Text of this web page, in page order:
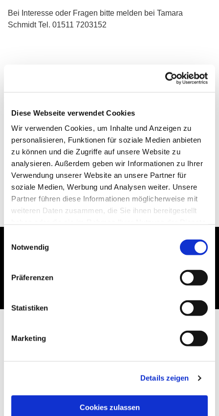
Diese Webseite verwendet Cookies
Wir verwenden Cookies, um Inhalte und Anzeigen zu
personalisieren, Funktionen für soziale Medien anbieten
zu können und die Zugriffe auf unsere Website zu
analysieren. Außerdem geben wir Informationen zu Ihrer
Verwendung unserer Website an unsere Partner für
soziale Medien, Werbung und Analysen weiter. Unsere
Partner führen diese Informationen möglicherweise mit
weiteren Daten zusammen, die Sie ihnen bereitgestellt
Notwendig
Präferenzen
Statistiken
Marketing
Details zeigen
Cookies zulassen
Bei Interesse oder Fragen bitte melden bei Tamara
Schmidt Tel. 01511 7203152